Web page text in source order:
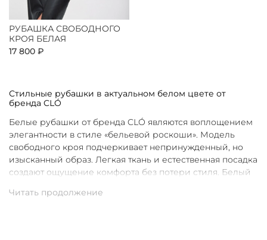
РУБАШКА СВОБОДНОГО
КРОЯ БЕЛАЯ
17 800 ₽
Стильные рубашки в актуальном белом цвете от
бренда CLÓ
Белые рубашки от бренда CLÓ являются воплощением
элегантности в стиле «бельевой роскоши». Модель
свободного кроя подчеркивает непринужденный, но
изысканный образ. Легкая ткань и естественная посадка
создают ощущение комфорта без потери стиля. Белый
чистоты и универсальности. Такая рубашка легко